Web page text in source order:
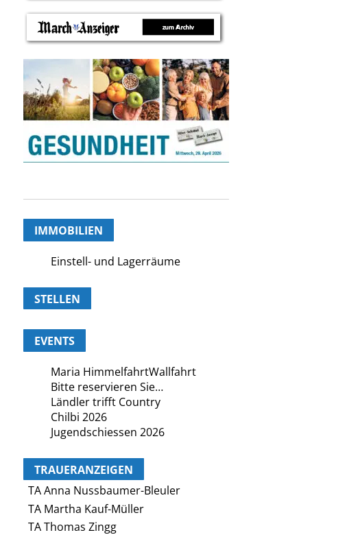
IMMOBILIEN
Einstell- und Lagerräume
STELLEN
EVENTS
Maria HimmelfahrtWallfahrt
Bitte reservieren Sie…
Ländler trifft Country
Chilbi 2026
Jugendschiessen 2026
TRAUERANZEIGEN
TA Anna Nussbaumer-Bleuler
TA Martha Kauf-Müller
TA Thomas Zingg